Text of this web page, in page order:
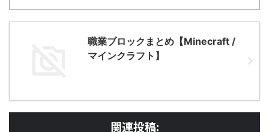
職業ブロックまとめ【Minecraft /
マインクラフト】
関連投稿: